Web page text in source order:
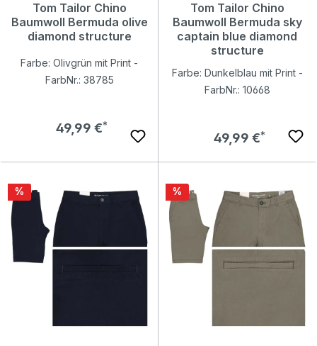
Tom Tailor Chino
Baumwoll Bermuda olive
diamond structure
Farbe: Olivgrün mit Print -
FarbNr.: 38785
Regulärer Preis:
49,99 €
Tom Tailor Chino
Baumwoll Bermuda sky
captain blue diamond
structure
Farbe: Dunkelblau mit Print -
FarbNr.: 10668
Regulärer Preis:
49,99 €
Rabatt
% Rabatt
%